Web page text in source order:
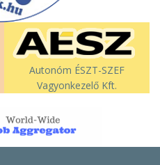
Autonóm ÉSZT-SZEF
Vagyonkezelő Kft.